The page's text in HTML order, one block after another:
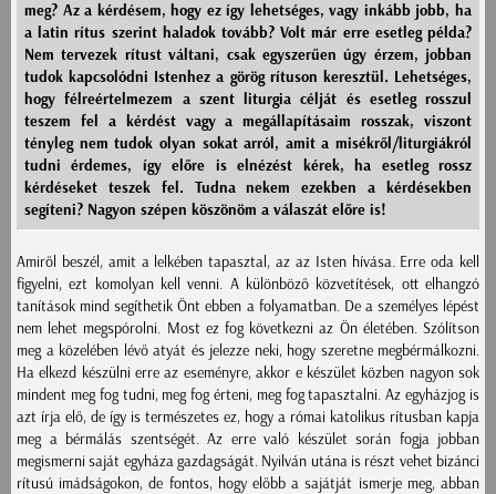
meg? Az a kérdésem, hogy ez így lehetséges, vagy inkább jobb, ha
a latin rítus szerint haladok tovább? Volt már erre esetleg példa?
Nem tervezek rítust váltani, csak egyszerűen úgy érzem, jobban
tudok kapcsolódni Istenhez a görög rítuson keresztül. Lehetséges,
hogy félreértelmezem a szent liturgia célját és esetleg rosszul
teszem fel a kérdést vagy a megállapításaim rosszak, viszont
tényleg nem tudok olyan sokat arról, amit a misékről/liturgiákról
tudni érdemes, így előre is elnézést kérek, ha esetleg rossz
kérdéseket teszek fel. Tudna nekem ezekben a kérdésekben
segíteni? Nagyon szépen köszönöm a válaszát előre is!
Amiről beszél, amit a lelkében tapasztal, az az Isten hívása. Erre oda kell
figyelni, ezt komolyan kell venni. A különböző közvetítések, ott elhangzó
tanítások mind segíthetik Önt ebben a folyamatban. De a személyes lépést
nem lehet megspórolni. Most ez fog következni az Ön életében. Szólítson
meg a közelében lévő atyát és jelezze neki, hogy szeretne megbérmálkozni.
Ha elkezd készülni erre az eseményre, akkor e készület közben nagyon sok
mindent meg fog tudni, meg fog érteni, meg fog tapasztalni. Az egyházjog is
azt írja elő, de így is természetes ez, hogy a római katolikus rítusban kapja
meg a bérmálás szentségét. Az erre való készület során fogja jobban
megismerni saját egyháza gazdagságát. Nyilván utána is részt vehet bizánci
rítusú imádságokon, de fontos, hogy előbb a sajátját ismerje meg, abban